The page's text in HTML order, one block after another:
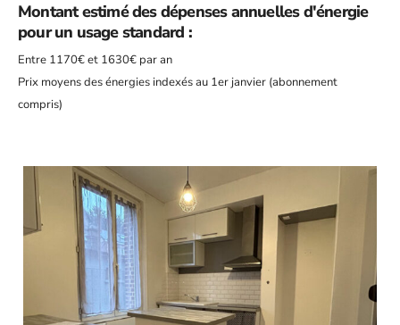
Montant estimé des dépenses annuelles d'énergie
pour un usage standard :
Entre 1170€ et 1630€ par an
Prix moyens des énergies indexés au 1er janvier (abonnement
compris)